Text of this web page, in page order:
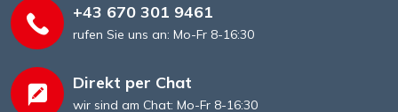
+43 670 301 9461
rufen Sie uns an: Mo-Fr 8-16:30
Direkt per Chat
wir sind am Chat: Mo-Fr 8-16:30